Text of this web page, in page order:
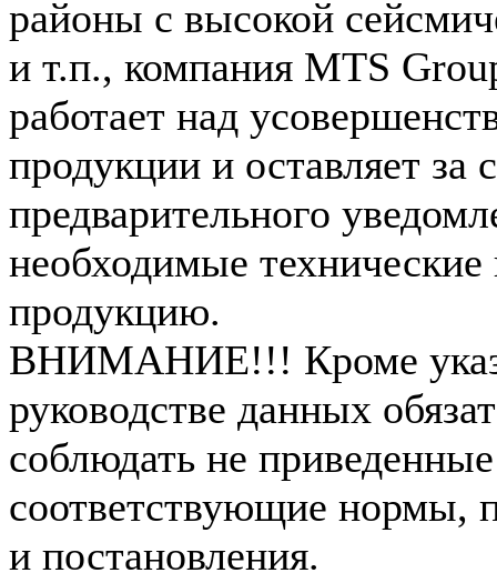
районы с высокой
и т.п., компания MTS
работает над
продукции и оставляет за
предварительного
необходимые
продукцию.
ВНИМАНИЕ!!! Кроме
руководстве данных
соблюдать не приведенные
соответствующие нормы,
и постановления.